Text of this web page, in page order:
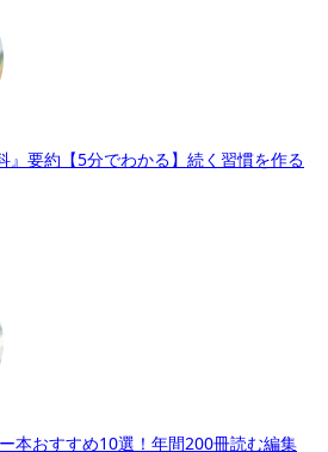
』要約【5分でわかる】続く習慣を作る
本おすすめ10選！年間200冊読む編集